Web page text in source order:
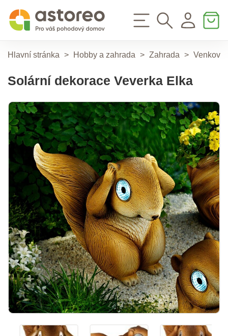
Hlavní stránka > Hobby a zahrada > Zahrada >
Solární dekorace Veverka Elka